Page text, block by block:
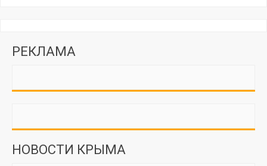
РЕКЛАМА
НОВОСТИ КРЫМА